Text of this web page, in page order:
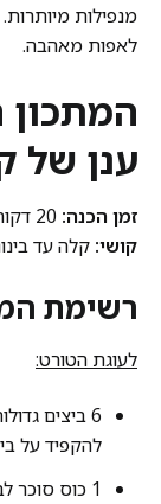
מנפילות
לאפות מאהבה.
המתכון
ענן של
זמן הכנה:
קושי: קלה עד
רשימת
לעוגת הטורט:
6 ביצים
להקפיד על
1 כוס סוכר לבן